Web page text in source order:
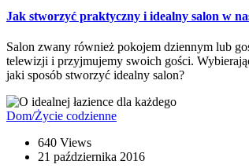
Jak stworzyć praktyczny i idealny salon w
Salon zwany również pokojem dziennym lub
telewizji i przyjmujemy swoich gości.
jaki sposób stworzyć idealny salon?
Dom/Życie codzienne
640 Views
21 października 2016